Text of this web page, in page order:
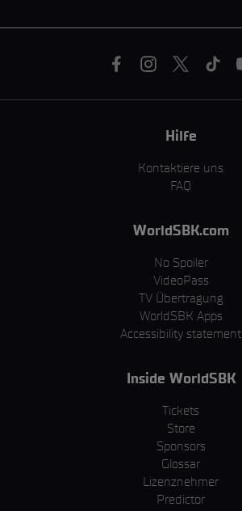
Hilfe
Kontaktiere uns
FAQ
WorldSBK.com
No Spoiler
VideoPass
TV Übertragung
WorldSBK Apps
Accessibility statement
Inside WorldSBK
Tickets
Store
Sponsors
Glossar
Lizenznehmer
Predictor